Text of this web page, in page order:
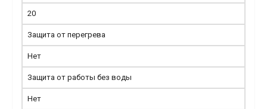
20
Защита от перегрева
Нет
Защита от работы без воды
Нет